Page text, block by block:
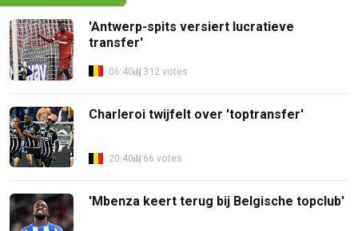
'Antwerp-spits versiert lucratieve
transfer'
06:40 312 votes
Charleroi twijfelt over 'toptransfer'
20:40 66 votes
'Mbenza keert terug bij Belgische topclub'